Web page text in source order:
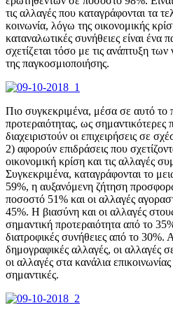
τις αλλαγές που καταγράφονται τα
κοινωνία, λόγω της οικονομικής
καταναλωτικές συνήθειες είναι ένα
σχετίζεται τόσο με τις ανάπτυξη
της παγκοσμιοποιήσης.
Πιο συγκεκριμένα, μέσα σε αυτό το
προτεραιότητας, ως σημαντικότερες
διαχειριστούν οι επιχειρήσεις σε
2) αφορούν επιδράσεις που
οικονομική κρίση και τις αλλαγές
Συγκεκριμένα, καταγράφονται το
59%, η αυξανόμενη ζήτηση
ποσοστό 51% και οι αλλαγές
45%. Η βιασύνη και οι αλλαγές
σημαντική προτεραιότητα από το
διατροφικές συνήθειες από το 30%.
δημογραφικές αλλαγές, οι αλλαγές
οι αλλαγές στα κανάλια
σημαντικές.